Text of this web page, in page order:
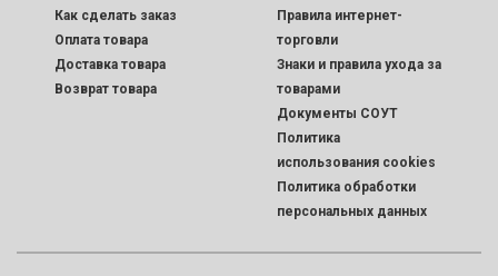
Как сделать заказ
Оплата товара
Доставка товара
Возврат товара
Правила интернет-
торговли
Знаки и правила ухода за
товарами
Документы СОУТ
Политика
использования cookies
Политика обработки
персональных данных